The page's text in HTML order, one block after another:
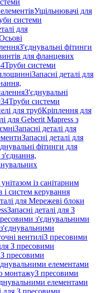
Ущільнювачі для
системи
для
З'єднувальні фітинги
для фланцевих
Труби системи
Запасні деталі для
З'єднувальні
Труби системи
для трубКріплення для
для Geberit Mapress з
Запасні деталі для
Запасні деталі для
фітинги для
із санітарним
і систем керування
для Мережеві блоки
Запасні деталі для З
з'єднувальними
вентиліЗ пресовими
З пресовими
З пресовими
елементами
монтажуЗ пресовими
елементами
для З пресовими